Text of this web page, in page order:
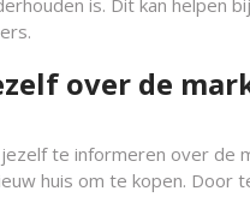
is. Dit kan helpen
over de
te informeren over de
huis om te kopen.